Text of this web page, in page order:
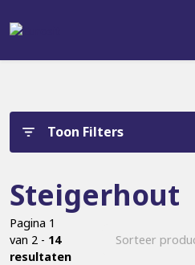
Toon Filters
Steigerhout
Pagina 1
van 2 - 14
resultaten